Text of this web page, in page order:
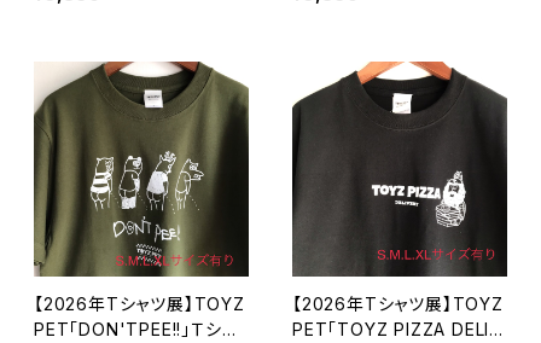
ズ【ハンドメイドTシャツ・作
イズ【ハンドメイドTシャツ・
【2026年Tシャツ展】TOYZ
PET「DON'TPEE!!」Ｔシャ
【2026年Tシャツ展】TOYZ
PET「TOYZ PIZZA DELIV